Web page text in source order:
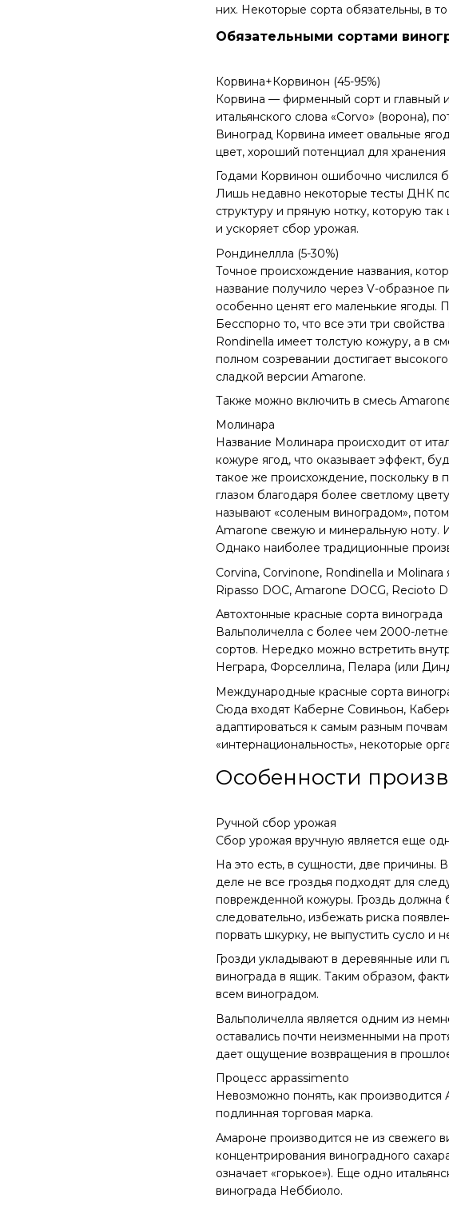
них. Некоторые сорта обязательны, в
Обязательными сортами
Корвина+Корвинон (45-95%)
Корвина — фирменный сорт и главный
итальянского слова «Corvo» (ворона),
Виноград Корвина имеет овальные
цвет, хороший потенциал для
Годами Корвинон ошибочно числился
Лишь недавно некоторые тесты ДНК
структуру и пряную нотку, которую
и ускоряет сбор урожая.
Рондинеллла (5-30%)
Точное происхождение названия,
название получило через V-образное
особенно ценят его маленькие ягоды.
Бесспорно то, что все эти три
Rondinella имеет толстую кожуру, а в
полном созревании достигает
сладкой версии Amarone.
Также можно включить в смесь
Молинара
Название Молинара происходит от
кожуре ягод, что оказывает эффект,
такое же происхождение, поскольку в
глазом благодаря более светлому
называют «соленым виноградом»,
Amarone свежую и минеральную ноту.
Однако наиболее традиционные
Corvina, Corvinone, Rondinella и
Ripasso DOC, Amarone DOCG, Recioto
Автохтонные красные сорта винограда
Вальполичелла с более чем 2000-
сортов. Нередко можно встретить
Неграра, Форселлина, Пелара (или
Международные красные сорта
Сюда входят Каберне Совиньон,
адаптироваться к самым разным
«интернациональность», некоторые
Особенности
Ручной сбор урожая
Сбор урожая вручную является еще
На это есть, в сущности, две причины.
деле не все гроздья подходят для
поврежденной кожуры. Гроздь должна
следовательно, избежать риска
порвать шкурку, не выпустить сусло и
Грозди укладывают в деревянные или
винограда в ящик. Таким образом,
всем виноградом.
Вальполичелла является одним из
оставались почти неизменными на
дает ощущение возвращения в
Процесс appassimento
Невозможно понять, как производится
подлинная торговая марка.
Амароне производится не из свежего
концентрирования виноградного
означает «горькое»). Еще одно
винограда Неббиоло.